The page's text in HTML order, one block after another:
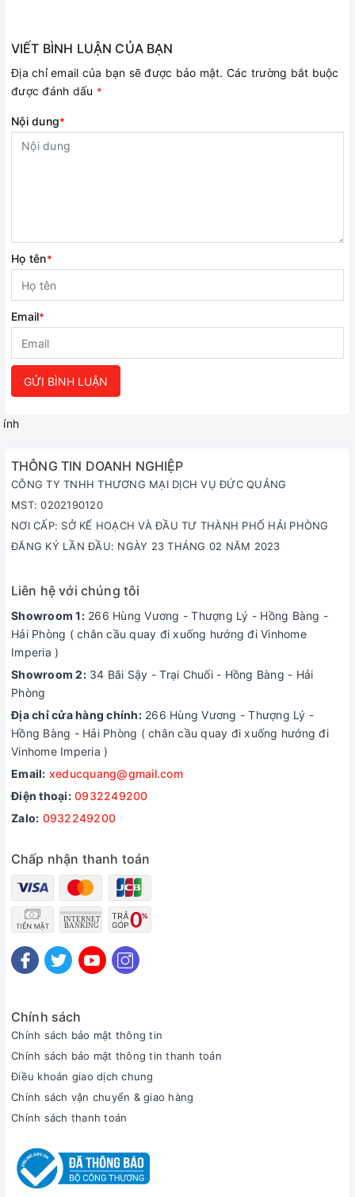
VIẾT BÌNH LUẬN CỦA BẠN
Địa chỉ email của bạn sẽ được bảo mật. Các trường bắt buộc
được đánh dấu *
Nội dung*
Họ tên*
Email*
GỬI BÌNH LUẬN
ính
THÔNG TIN DOANH NGHIỆP
CÔNG TY TNHH THƯƠNG MẠI DỊCH VỤ ĐỨC QUẢNG
MST: 0202190120
NƠI CẤP: SỞ KẾ HOẠCH VÀ ĐẦU TƯ THÀNH PHỐ HẢI PHÒNG
ĐĂNG KÝ LẦN ĐẦU: NGÀY 23 THÁNG 02 NĂM 2023
Liên hệ với chúng tôi
Showroom 1:266 Hùng Vương - Thượng Lý - Hồng Bàng -
Hải Phòng ( chân cầu quay đi xuống hướng đi Vinhome
Imperia )
Showroom 2:34 Bãi Sậy - Trại Chuối - Hồng Bàng - Hải
Phòng
Địa chỉ cửa hàng chính:266 Hùng Vương - Thượng Lý -
Hồng Bàng - Hải Phòng ( chân cầu quay đi xuống hướng đi
Vinhome Imperia )
Email: xeducquang@gmail.com
Điện thoại: 0932249200
Zalo: 0932249200
Chấp nhận thanh toán
Chính sách
Chính sách bảo mật thông tin
Chính sách bảo mật thông tin thanh toán
Điều khoản giao dịch chung
Chính sách vận chuyển & giao hàng
Chính sách thanh toán